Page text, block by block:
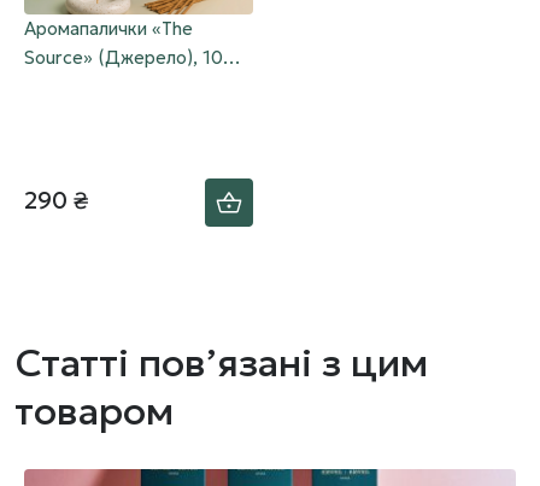
Аромапалички «The
Source» (Джерело), 10
290 ₴
Статті пов’язані з цим
товаром